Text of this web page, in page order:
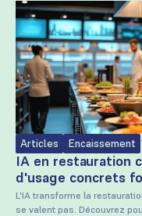
Articles Encaissement
Rédigé parTrayVisorle
IA en restauration
d'usage concrets
L'IA transforme la
se valent pas. Découvrez